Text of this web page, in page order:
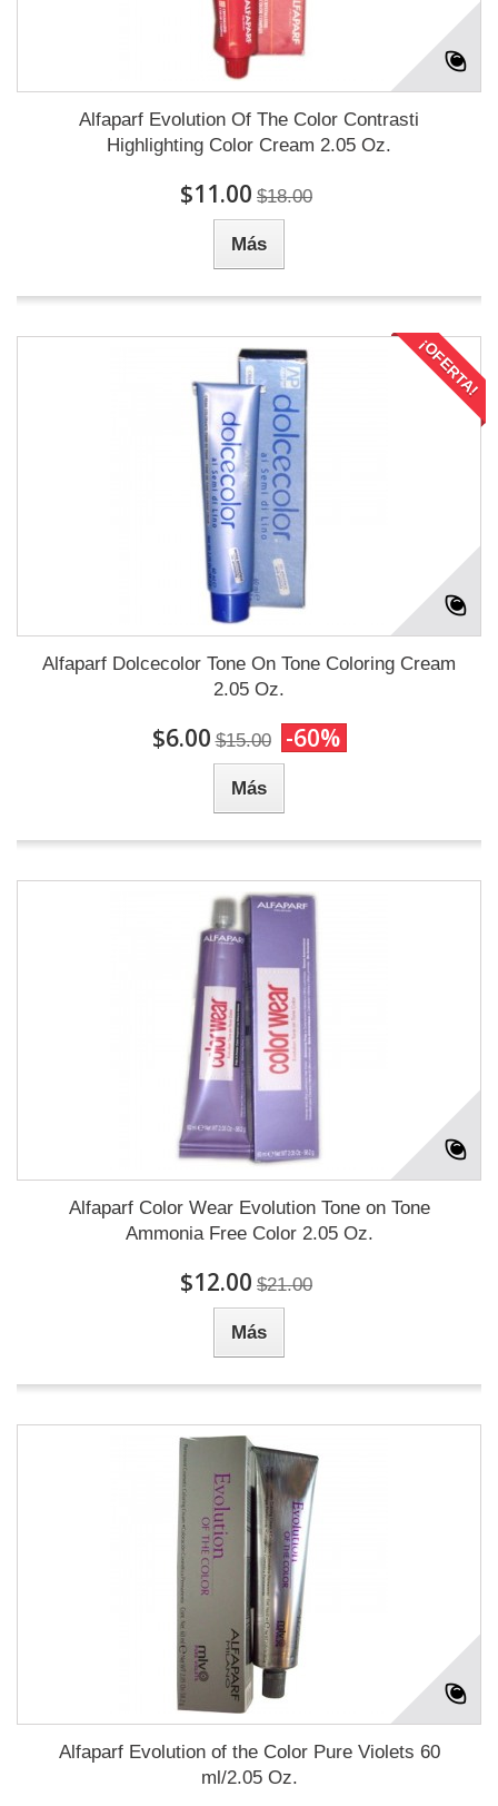
Alfaparf Evolution Of The Color Contrasti
Highlighting Color Cream 2.05 Oz.
$11.00 $18.00
Más
¡OFERTA!
Alfaparf Dolcecolor Tone On Tone Coloring Cream
2.05 Oz.
$6.00 $15.00 -60%
Más
Alfaparf Color Wear Evolution Tone on Tone
Ammonia Free Color 2.05 Oz.
$12.00 $21.00
Más
Alfaparf Evolution of the Color Pure Violets 60
ml/2.05 Oz.